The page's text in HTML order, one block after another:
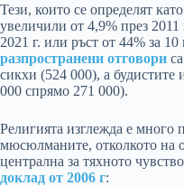
Тези, които се определят
увеличили от 4,9% през
2021 г. или ръст от 44% за
разпространени отговори
сикхи (524 000), а будистите
000 спрямо 271 000).
Религията изглежда е много
мюсюлманите, отколкото на
централна за тяхното
доклад от 2006 г: